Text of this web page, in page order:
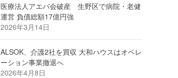
医療法人アエバ会破産 生野区で病院・老健
運営 負債総額17億円強
2026年3月14日
ALSOK、介護2社を買収 大和ハウスはオペレ
ーション事業撤退へ
2026年4月8日